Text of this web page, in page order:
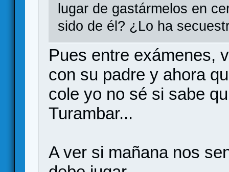
lugar de gastármelos en
sido de él? ¿Lo ha
Pues entre exámenes,
con su padre y ahora
cole yo no sé si sabe
Turambar...
A ver si mañana nos